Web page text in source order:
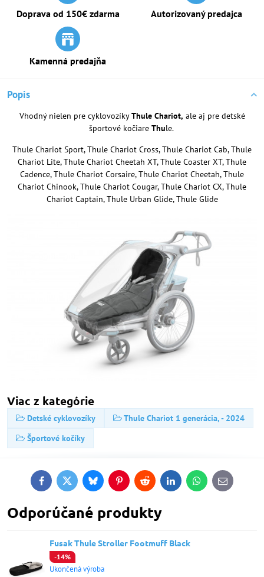
Doprava od 150€ zdarma Autorizovaný predajca
Kamenná predajňa
Popis
Vhodný nielen pre cyklovozíkyThule Chariot, ale aj pre detské
športové kočiare Thule.
Thule Chariot Sport, Thule Chariot Cross, Thule Chariot Cab, Thule
Chariot Lite, Thule Chariot Cheetah XT, Thule Coaster XT, Thule
Cadence, Thule Chariot Corsaire, Thule Chariot Cheetah, Thule
Chariot Chinook, Thule Chariot Cougar, Thule Chariot CX, Thule
Chariot Captain, Thule Urban Glide, Thule Glide
Viac z kategórie
Detské cyklovozíky
Thule Chariot 1 generácia, - 2024
Športové kočíky
FacebookTwitterBlueskyPinterestReddit LinkedInWhatsApp
E-
mail
Odporúčané produkty
Fusak Thule Stroller Footmuff Black
-14%
Ukončená výroba